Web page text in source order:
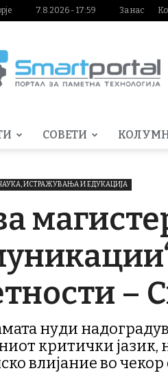
7.8.2026 - 17:59 За нас
СОВЕТИ
ИСТРАЖУВАЊА И ЕДУКАЦИЈА
–
нуди
критички јазик,
влијание во